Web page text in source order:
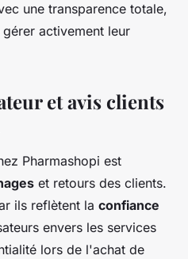
une transparence totale,
activement leur
et avis clients
Pharmashopi est
et retours des clients.
ils reflètent la confiance
envers les services
lors de l'achat de